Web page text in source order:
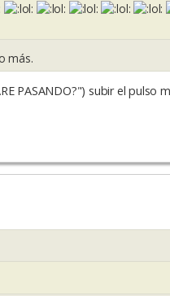
más.
PASANDO?") subir el pulso